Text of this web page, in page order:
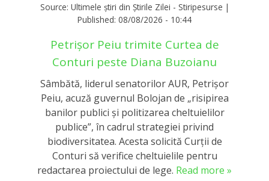
Source: Ultimele știri din Știrile Zilei - Stiripesurse |
Published: 08/08/2026 - 10:44
Petrișor Peiu trimite Curtea de
Conturi peste Diana Buzoianu
Sâmbătă, liderul senatorilor AUR, Petrișor
Peiu, acuză guvernul Bolojan de „risipirea
banilor publici și politizarea cheltuielilor
publice”, în cadrul strategiei privind
biodiversitatea. Acesta solicită Curții de
Conturi să verifice cheltuielile pentru
redactarea proiectului de lege. Read more »